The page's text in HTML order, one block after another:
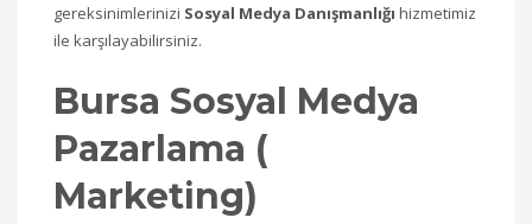
gereksinimlerinizi Sosyal Medya Danışmanlığı hizmetimiz
ile karşılayabilirsiniz.
Bursa Sosyal Medya
Pazarlama (
Marketing)